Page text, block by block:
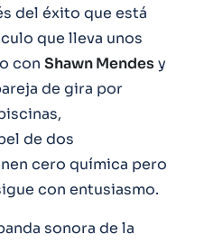
del éxito que está
que lleva unos
con Shawn Mendesy
de gira por
de dos
cero química pero
con entusiasmo.
sonora de la